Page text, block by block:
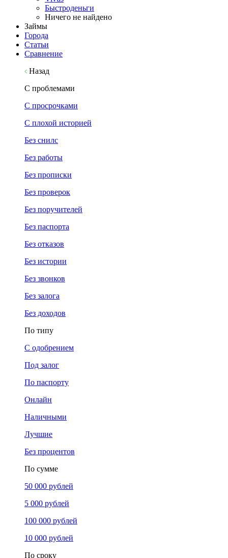
Быстроденьги
Ничего не найдено
Займы
Города
Статьи
Сравнение
Назад
С проблемами
С просрочками
С плохой историей
Без снилс
Без работы
Без прописки
Без проверок
Без поручителей
Без паспорта
Без отказов
Без истории
Без звонков
Без залога
Без доходов
По типу
С одобрением
Под залог
По паспорту
Онлайн
Наличными
Лучшие
Без процентов
По сумме
50 000 рублей
5 000 рублей
100 000 рублей
10 000 рублей
По сроку